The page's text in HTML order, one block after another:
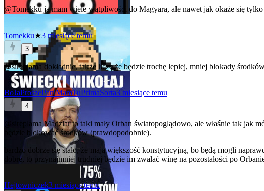
@Tomekku ja mam wiele wątpliwości do Magyara, ale nawet jak okaże się
Tomekku★3 miesiące temu
3
@sireplama dokładnie, także liczę że będzie trochę lepiej, mniej blokady
BoJaProszePaniMamTuPrimaSorta3 miesiące temu
4
@sireplamaMadziar to taki mały Orban światopoglądowo, ale właśnie tak jak
będzie blokować środków (prawdopodobnie).
bardzo dobrze się stało, że mają większość konstytucyjną, bo będą mogli
dobre, to przynajmniej trudniej będzie im zwalać winę na pozostałości po
Hejtowniczek3 miesiące temu